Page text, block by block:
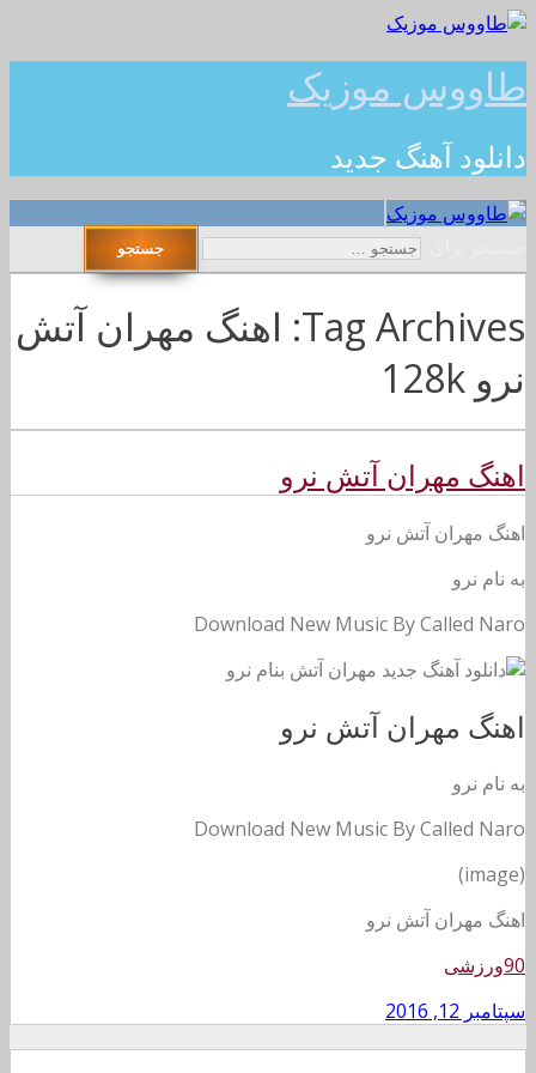
طاووس موزیک
دانلود آهنگ جدید
Tag Archives: اهنگ مهران آتش
نرو 128k
اهنگ مهران آتش نرو
اهنگ مهران آتش نرو
به نام نرو
Download New Music By Called Naro
اهنگ مهران آتش نرو
به نام نرو
Download New Music By Called Naro
(image)
اهنگ مهران آتش نرو
90ورزشی
سپتامبر 12, 2016